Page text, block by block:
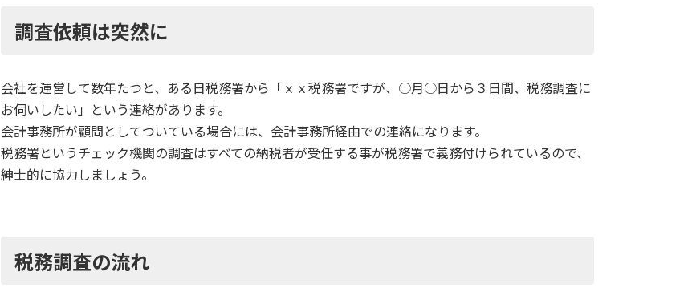
調査依頼は突然に
会社を運営して数年たつと、ある日税務署から「ｘｘ税務署ですが、○月○日から３日間、税務調査に
お伺いしたい」という連絡があります。
会計事務所が顧問としてついている場合には、会計事務所経由での連絡になります。
税務署というチェック機関の調査はすべての納税者が受任する事が税務署で義務付けられているので、
紳士的に協力しましょう。
税務調査の流れ